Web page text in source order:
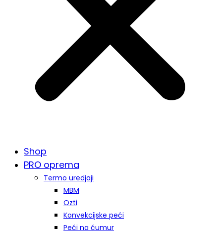
Shop
PRO oprema
Termo uredjaji
MBM
Ozti
Konvekcijske peći
Peći na ćumur